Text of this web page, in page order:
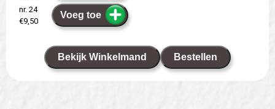
nr. 24
€9,50
Voeg toe
Bekijk Winkelmand Bestellen